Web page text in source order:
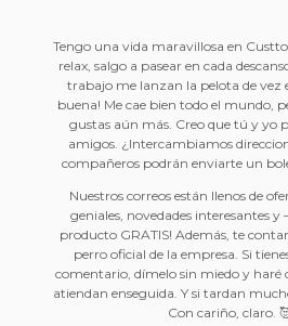
Tengo una vida maravillosa en
relax, salgo a pasear en cada
trabajo me lanzan la pelota de vez
buena! Me cae bien todo el mundo,
gustas aún más. Creo que tú y yo
amigos. ¿Intercambiamos
compañeros podrán enviarte un
Nuestros correos están llenos de
geniales, novedades interesantes
producto GRATIS! Además, te
perro oficial de la empresa. Si
comentario, dímelo sin miedo y haré
atiendan enseguida. Y si tardan
Con cariño, claro.